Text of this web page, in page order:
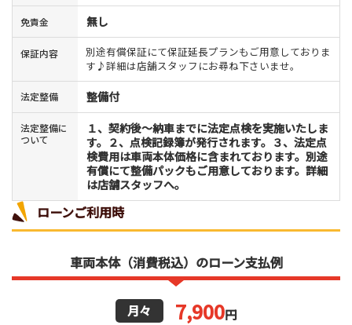
免責金 無し
保証内容
別途有償保証にて保証延長プランもご用意しておりま
す♪詳細は店舗スタッフにお尋ね下さいませ。
法定整備 整備付
法定整備に
ついて
１、契約後〜納車までに法定点検を実施いたしま
す。２、点検記録簿が発行されます。３、法定点
検費用は車両本体価格に含まれております。別途
有償にて整備パックもご用意しております。詳細
は店舗スタッフへ。
ローンご利用時
車両本体（消費税込）のローン支払例
月々 7,900円